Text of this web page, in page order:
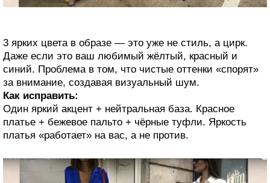
3 ярких цвета в образе — это уже не стиль, а цирк.
Даже если это ваш любимый жёлтый, красный и
синий. Проблема в том, что чистые оттенки «спорят»
за внимание, создавая визуальный шум.
Как исправить:
Один яркий акцент + нейтральная база. Красное
платье + бежевое пальто + чёрные туфли. Яркость
платья «работает» на вас, а не против.